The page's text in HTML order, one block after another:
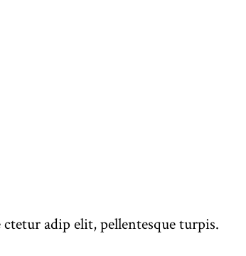
adip elit, pellentesque turpis.